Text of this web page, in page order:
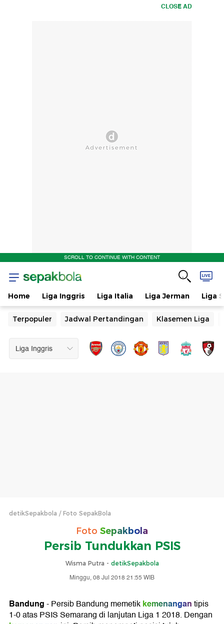
CLOSE AD
SCROLL TO CONTINUE WITH CONTENT
Home Liga Inggris Liga Italia Liga Jerman Liga
Terpopuler Jadwal Pertandingan Klasemen Liga
detikSepakbola Foto SepakBola
Foto Sepakbola
Persib Tundukkan PSIS
Wisma Putra - detikSepakbola
Minggu, 08 Jul 2018 21:55 WIB
Bandung- Persib Bandung memetikkemenangantipis
1-0 atas PSIS Semarang di lanjutan Liga 1 2018. Dengan